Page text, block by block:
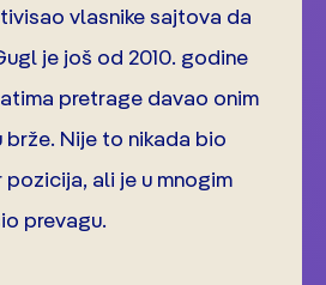
vlasnike sajtova da
je još od 2010. godine
pretrage davao onim
brže. Nije to nikada bio
ali je u mnogim
prevagu.